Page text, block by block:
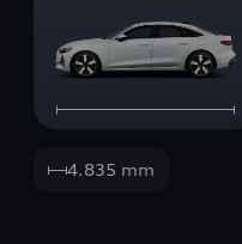
4.835 mm